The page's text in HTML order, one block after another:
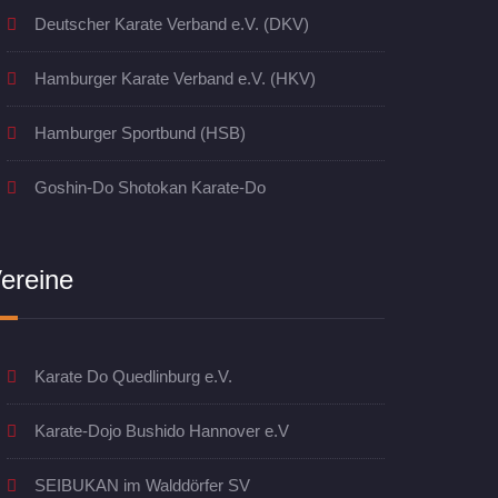
Deutscher Karate Verband e.V. (DKV)
Hamburger Karate Verband e.V. (HKV)
Hamburger Sportbund (HSB)
Goshin-Do Shotokan Karate-Do
Karate Do Quedlinburg e.V.
Karate-Dojo Bushido Hannover e.V
SEIBUKAN im Walddörfer SV